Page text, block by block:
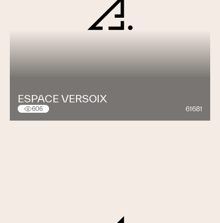
ESPACE VERSOIX
606 61681